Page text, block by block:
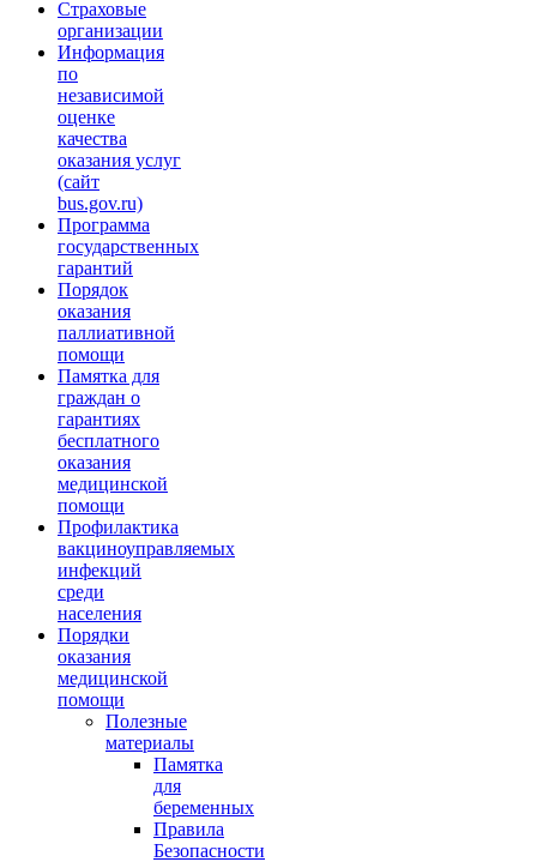
Страховые
организации
Информация
по
независимой
оценке
качества
оказания услуг
(сайт
bus.gov.ru)
Программа
государственных
гарантий
Порядок
оказания
паллиативной
помощи
Памятка для
граждан о
гарантиях
бесплатного
оказания
медицинской
помощи
Профилактика
вакциноуправляемых
инфекций
среди
населения
Порядки
оказания
медицинской
помощи
Полезные
материалы
Памятка
для
беременных
Правила
Безопасности